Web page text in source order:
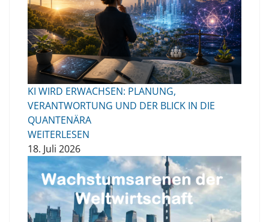
KI WIRD ERWACHSEN: PLANUNG,
VERANTWORTUNG UND DER BLICK IN DIE
QUANTENÄRA
WEITERLESEN
18. Juli 2026